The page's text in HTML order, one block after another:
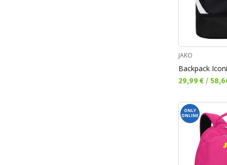
JAKO
Backpack
Текуща цена:
29,99 € /
ONLY
ONLINE